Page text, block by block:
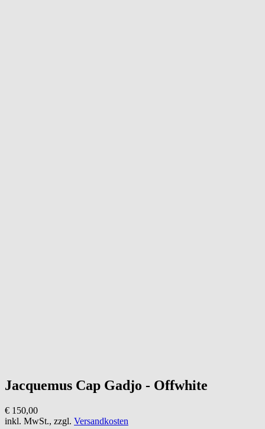
Jacquemus Cap Gadjo - Offwhite
€ 150,00
inkl. MwSt., zzgl. Versandkosten